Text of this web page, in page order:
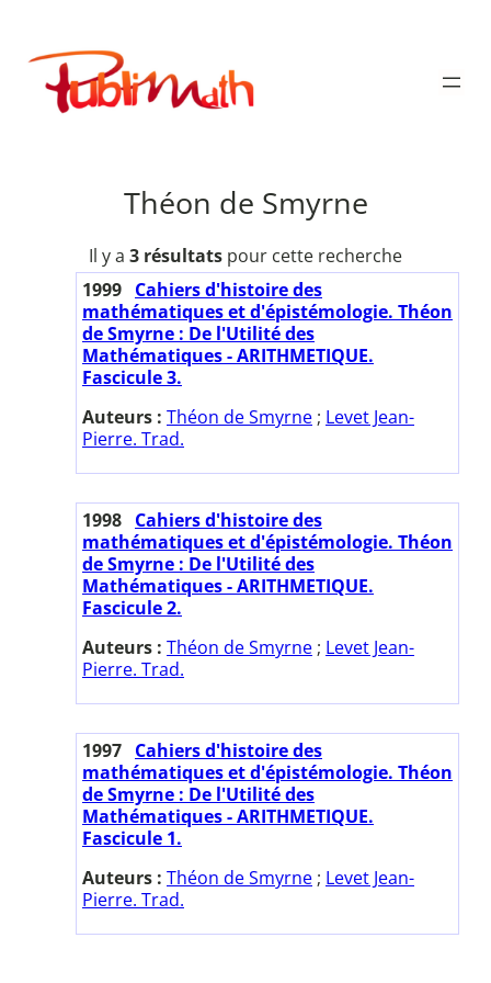
contenu
Publimath
Théon de Smyrne
Il y a 3 résultats pour cette recherche
1999 Cahiers d'histoire des
mathématiques et d'épistémologie. Théon
de Smyrne : De l'Utilité des
Mathématiques - ARITHMETIQUE.
Fascicule 3.
Auteurs : Théon de Smyrne ; Levet Jean-
Pierre. Trad.
1998 Cahiers d'histoire des
mathématiques et d'épistémologie. Théon
de Smyrne : De l'Utilité des
Mathématiques - ARITHMETIQUE.
Fascicule 2.
Auteurs : Théon de Smyrne ; Levet Jean-
Pierre. Trad.
1997 Cahiers d'histoire des
mathématiques et d'épistémologie. Théon
de Smyrne : De l'Utilité des
Mathématiques - ARITHMETIQUE.
Fascicule 1.
Auteurs : Théon de Smyrne ; Levet Jean-
Pierre. Trad.